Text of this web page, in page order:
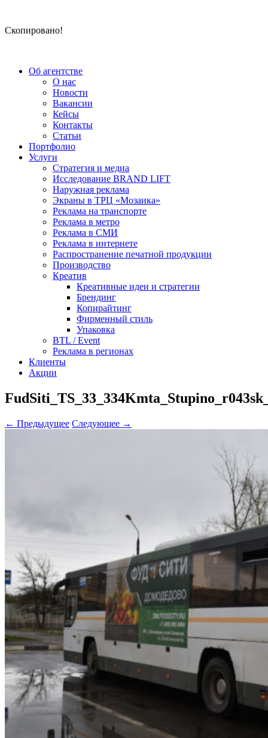
Скопировано!
Об агентстве
О нас
Новости
Вакансии
Кейсы
Контакты
Статьи
Портфолио
Услуги
Стратегия и медиа
Исследование BRAND LIFT
Наружная реклама
Экраны в ТРЦ «Мозаика»
Реклама на транспорте
Реклама в метро
Реклама в СМИ
Реклама в интернете
Распространение печатной продукции
Производство
Креатив
Креативные идеи и стратегии
Брендинг
Копирайтинг
Фирменный стиль
Упаковка
BTL / Event
Реклама в регионах
Клиенты
Акции
← Предыдущее Следующее →